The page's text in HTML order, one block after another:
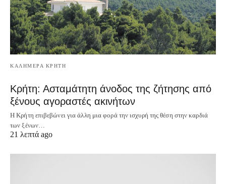
ΚΑΛΗΜΕΡΑ ΚΡΗΤΗ
Κρήτη: Ασταμάτητη άνοδος της ζήτησης από
ξένους αγοραστές ακινήτων
Η Κρήτη επιβεβώνει για άλλη μια φορά την ισχυρή της θέση στην καρδιά
των ξένων…
21 λεπτά ago